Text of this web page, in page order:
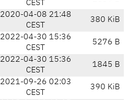
CEST
2020-04-08 21:48
CEST
380 KiB
2022-04-30 15:36
CEST
5276 B
2022-04-30 15:36
CEST
1845 B
2021-09-26 02:03
CEST
390 KiB